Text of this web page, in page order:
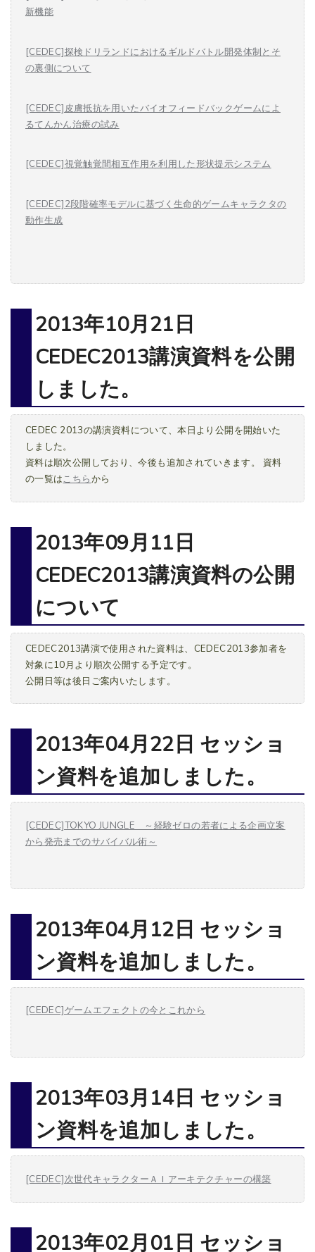
新機能
[CEDEC]探検ドリランドにおけるギルドバトル開発体制とそ
の裏側について
[CEDEC]皮膚抵抗を用いたバイオフィードバックゲームによ
るてんかん治療の試み
[CEDEC]視覚触覚間相互作用を利用した形状提示システム
[CEDEC]2段階確率モデルに基づく生命的ゲームキャラクタの
動作生成
2013年10月21日
CEDEC2013講演資料を公開
しました。
CEDEC 2013の講演資料について、本日より公開を開始いた
しました。
資料は順次公開しており、今後も追加されていきます。 資料
の一覧はこちらから
2013年09月11日
CEDEC2013講演資料の公開
について
CEDEC2013講演で使用された資料は、CEDEC2013参加者を
対象に10月より順次公開する予定です。
公開日等は後日ご案内いたします。
2013年04月22日 セッショ
ン資料を追加しました。
[CEDEC]TOKYO JUNGLE ～経験ゼロの若者による企画立案
から発売までのサバイバル術～
2013年04月12日 セッショ
ン資料を追加しました。
[CEDEC]ゲームエフェクトの今とこれから
2013年03月14日 セッショ
ン資料を追加しました。
[CEDEC]次世代キャラクターＡＩアーキテクチャーの構築
2013年02月01日 セッショ